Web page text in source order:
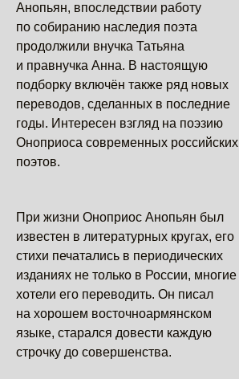
Анопьян, впоследствии работу
по собиранию наследия поэта
продолжили внучка Татьяна
и правнучка Анна. В настоящую
подборку включён также ряд новых
переводов, сделанных в последние
годы. Интересен взгляд на поэзию
Оноприоса современных российских
поэтов.
При жизни Оноприос Анопьян был
известен в литературных кругах, его
стихи печатались в периодических
изданиях не только в России, многие
хотели его переводить. Он писал
на хорошем восточноармянском
языке, старался довести каждую
строчку до совершенства.